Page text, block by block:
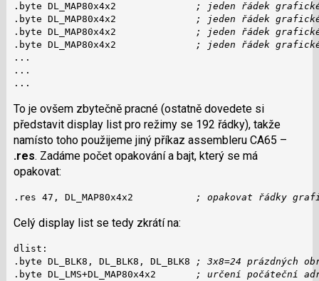
.byte DL_MAP80x4x2
; jeden řádek
.byte DL_MAP80x4x2
; jeden řádek
.byte DL_MAP80x4x2
; jeden řádek
.byte DL_MAP80x4x2
; jeden řádek
...
...
...
To je ovšem zbytečně pracné (ostatně dovedete si
představit display list pro režimy se 192 řádky), takže
namísto toho použijeme jiný příkaz assembleru CA65 –
.res. Zadáme počet opakování a bajt, který se má
opakovat:
.res 47, DL_MAP80x4x2 ; opakovat řádky
Celý display list se tedy zkrátí na:
dlist:
.byte DL_BLK8, DL_BLK8, DL_BLK8
; 3x8=24 prázdných
.byte DL_LMS+DL_MAP80x4x2
; určení počáteční